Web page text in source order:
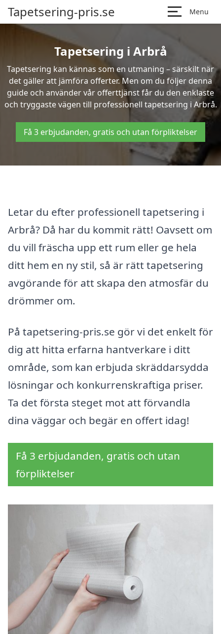
Tapetsering-pris.se Menu
Tapetsering i Arbrå
Tapetsering kan kännas som en utmaning – särskilt när
det gäller att jämföra offerter. Men om du följer denna
guide och använder vår offerttjänst får du den enklaste
och tryggaste vägen till professionell tapetsering i Arbrå.
Få 3 erbjudanden, gratis och utan förpliktelser
Letar du efter professionell tapetsering i
Arbrå? Då har du kommit rätt! Oavsett om
du vill fräscha upp ett rum eller ge hela
ditt hem en ny stil, så är rätt tapetsering
avgörande för att skapa den atmosfär du
drömmer om.
På tapetsering-pris.se gör vi det enkelt för
dig att hitta erfarna hantverkare i ditt
område, som kan erbjuda skräddarsydda
lösningar och konkurrenskraftiga priser.
Ta det första steget mot att förvandla
dina väggar och begär en offert idag!
Få 3 erbjudanden, gratis och utan
förpliktelser